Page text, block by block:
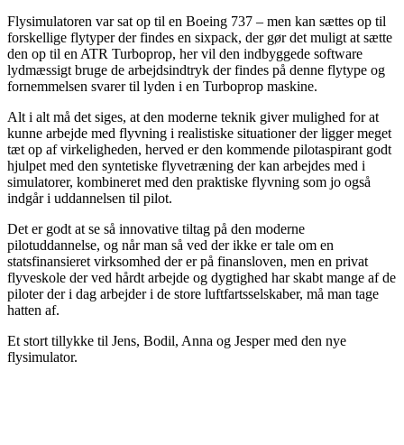
Flysimulatoren var sat op til en Boeing 737 – men kan sættes op til
forskellige flytyper der findes en sixpack, der gør det muligt at sætte
den op til en ATR Turboprop, her vil den indbyggede software
lydmæssigt bruge de arbejdsindtryk der findes på denne flytype og
fornemmelsen svarer til lyden i en Turboprop maskine.
Alt i alt må det siges, at den moderne teknik giver mulighed for at
kunne arbejde med flyvning i realistiske situationer der ligger meget
tæt op af virkeligheden, herved er den kommende pilotaspirant godt
hjulpet med den syntetiske flyvetræning der kan arbejdes med i
simulatorer, kombineret med den praktiske flyvning som jo også
indgår i uddannelsen til pilot.
Det er godt at se så innovative tiltag på den moderne
pilotuddannelse, og når man så ved der ikke er tale om en
statsfinansieret virksomhed der er på finansloven, men en privat
flyveskole der ved hårdt arbejde og dygtighed har skabt mange af de
piloter der i dag arbejder i de store luftfartsselskaber, må man tage
hatten af.
Et stort tillykke til Jens, Bodil, Anna og Jesper med den nye
flysimulator.